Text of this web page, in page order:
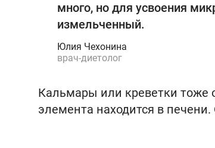
много, но для усвоения
измельченный.
Юлия Чехонина
врач-диетолог
Кальмары или креветки тоже
элемента находится в